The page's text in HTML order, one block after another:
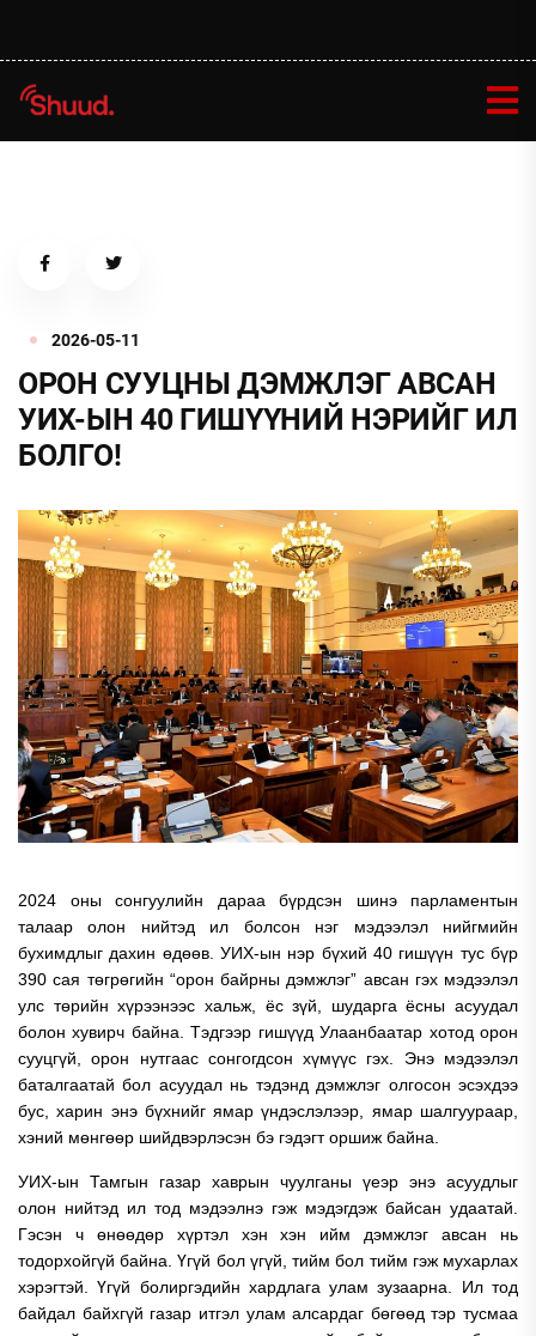
2026-05-11
ОРОН СУУЦНЫ ДЭМЖЛЭГ АВСАН
УИХ-ЫН 40 ГИШҮҮНИЙ НЭРИЙГ ИЛ
БОЛГО!
2024 оны сонгуулийн дараа бүрдсэн шинэ парламентын
талаар олон нийтэд ил болсон нэг мэдээлэл нийгмийн
бухимдлыг дахин өдөөв. УИХ-ын нэр бүхий 40 гишүүн тус бүр
390 сая төгрөгийн “орон байрны дэмжлэг” авсан гэх мэдээлэл
улс төрийн хүрээнээс хальж, ёс зүй, шударга ёсны асуудал
болон хувирч байна. Тэдгээр гишүүд Улаанбаатар хотод орон
сууцгүй, орон нутгаас сонгогдсон хүмүүс гэх. Энэ мэдээлэл
баталгаатай бол асуудал нь тэдэнд дэмжлэг олгосон эсэхдээ
бус, харин энэ бүхнийг ямар үндэслэлээр, ямар шалгуураар,
хэний мөнгөөр шийдвэрлэсэн бэ гэдэгт оршиж байна.
УИХ-ын Тамгын газар хаврын чуулганы үеэр энэ асуудлыг
олон нийтэд ил тод мэдээлнэ гэж мэдэгдэж байсан удаатай.
Гэсэн ч өнөөдөр хүртэл хэн хэн ийм дэмжлэг авсан нь
тодорхойгүй байна. Үгүй бол үгүй, тийм бол тийм гэж мухарлах
хэрэгтэй. Үгүй болиргэдийн хардлага улам зузаарна. Ил тод
байдал байхгүй газар итгэл улам алсардаг бөгөөд тэр тусмаа